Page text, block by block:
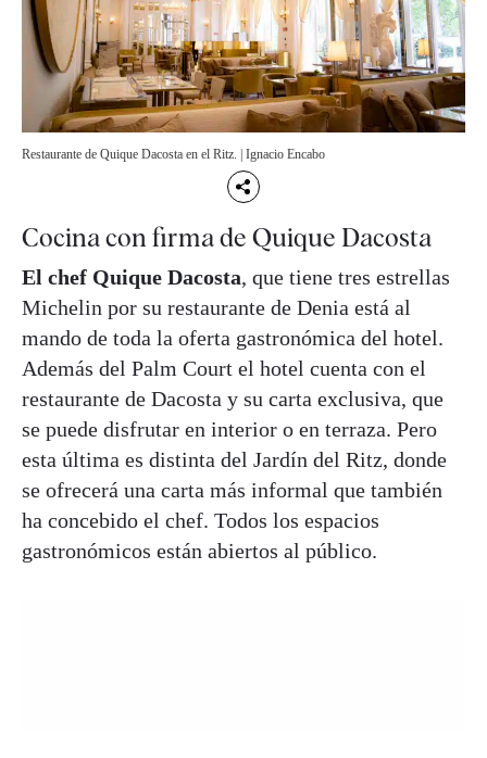
Restaurante de Quique Dacosta en el Ritz. | Ignacio Encabo
Cocina con firma de Quique Dacosta
El chef Quique Dacosta, que tiene tres estrellas
Michelin por su restaurante de Denia está al
mando de toda la oferta gastronómica del hotel.
Además del Palm Court el hotel cuenta con el
restaurante de Dacosta y su carta exclusiva, que
se puede disfrutar en interior o en terraza. Pero
esta última es distinta del Jardín del Ritz, donde
se ofrecerá una carta más informal que también
ha concebido el chef. Todos los espacios
gastronómicos están abiertos al público.